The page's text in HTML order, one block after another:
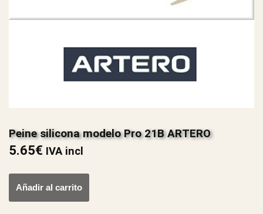
Peine silicona modelo Pro 21B ARTERO
5.65€ IVA incl
Añadir al carrito